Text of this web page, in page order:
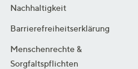
Nachhaltigkeit
Barrierefreiheitserklärung
Menschenrechte &
Sorgfaltspflichten